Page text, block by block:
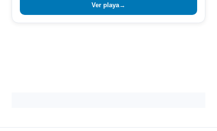
Ver playa→